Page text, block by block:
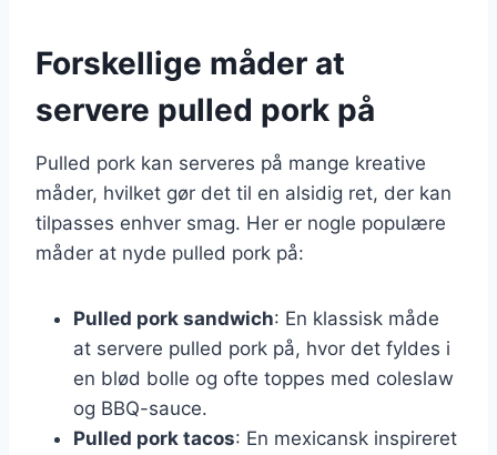
Forskellige måder at
servere pulled pork på
Pulled pork kan serveres på mange kreative
måder, hvilket gør det til en alsidig ret, der kan
tilpasses enhver smag. Her er nogle populære
måder at nyde pulled pork på:
Pulled pork sandwich: En klassisk måde
at servere pulled pork på, hvor det fyldes i
en blød bolle og ofte toppes med coleslaw
og BBQ-sauce.
Pulled pork tacos: En mexicansk inspireret